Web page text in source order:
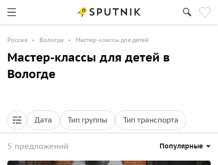
Россия Вологда Мастер-классы для детей
Мастер-классы для детей в
Вологде
Дата Тип группы Тип транспорта
5 предложений Популярные